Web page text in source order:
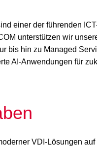
einer der führenden
unterstützen wir
bis hin zu Managed
AI-Anwendungen für
VDI-Lösungen